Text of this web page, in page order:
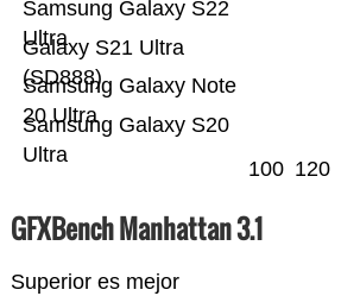
Samsung Galaxy S20
Ultra
Samsung Galaxy Note
20 Ultra
Galaxy S21 Ultra
(SD888)
Samsung Galaxy S22
Ultra
100 120
GFXBench Manhattan 3.1
Superior es mejor